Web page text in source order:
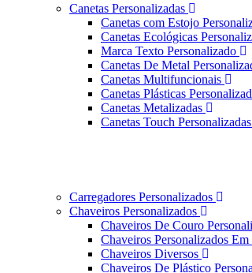
Canetas Personalizadas
Canetas com Estojo
Canetas Ecológicas
Marca Texto Personalizado
Canetas De Metal
Canetas Multifuncionais
Canetas Plásticas
Canetas Metalizadas
Canetas Touch Personalizadas
Carregadores Personalizados
Chaveiros Personalizados
Chaveiros De Couro
Chaveiros Personalizados
Chaveiros Diversos
Chaveiros De Plástico